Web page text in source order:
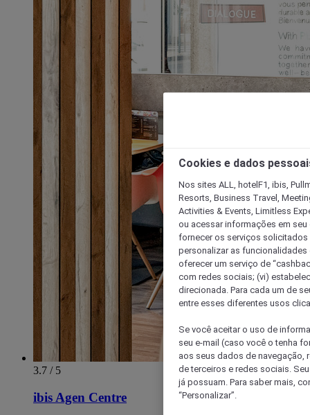
3.7 / 5
ibis Agen Centre
Cookies e dados
Nos sites ALL, hotelF1, ibis,
Resorts, Business Travel,
Activities & Events, Limitless
ou acessar informações em
fornecer os serviços solicitados
personalizar as
oferecer um serviço de
com redes sociais; (vi)
direcionada. Para cada um de
entre esses diferentes usos
Se você aceitar o uso de
seu e-mail (caso você o tenha
aos seus dados de navegação,
de terceiros e redes sociais.
já possuam. Para saber mais,
“Personalizar”.